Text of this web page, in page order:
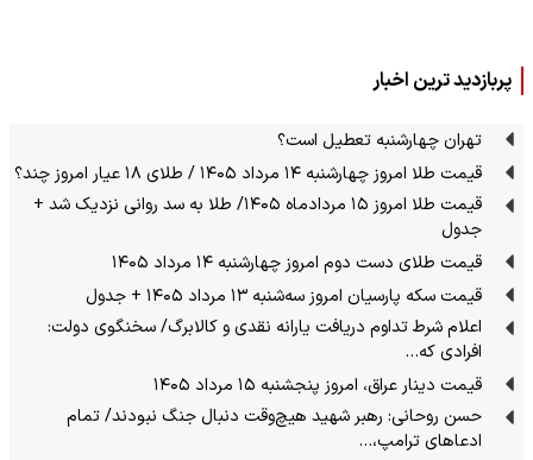
پربازدید ترین اخبار
تهران چهارشنبه تعطیل است؟
قیمت طلا امروز چهارشنبه ۱۴ مرداد ۱۴۰۵ / طلای ۱۸ عیار امروز چند؟
قیمت طلا امروز ۱۵ مردادماه ۱۴۰۵/ طلا به سد روانی نزدیک شد +
جدول
قیمت طلای دست دوم امروز چهارشنبه ۱۴ مرداد ۱۴۰۵
قیمت سکه پارسیان امروز سه‌شنبه ۱۳ مرداد ۱۴۰۵ + جدول
اعلام شرط تداوم دریافت یارانه نقدی و کالابرگ/ سخنگوی دولت:
افرادی که…
قیمت دینار عراق، امروز پنجشنبه ۱۵ مرداد ۱۴۰۵
حسن روحانی: رهبر شهید هیچ‌وقت دنبال جنگ نبودند/ تمام
ادعاهای ترامپ،…